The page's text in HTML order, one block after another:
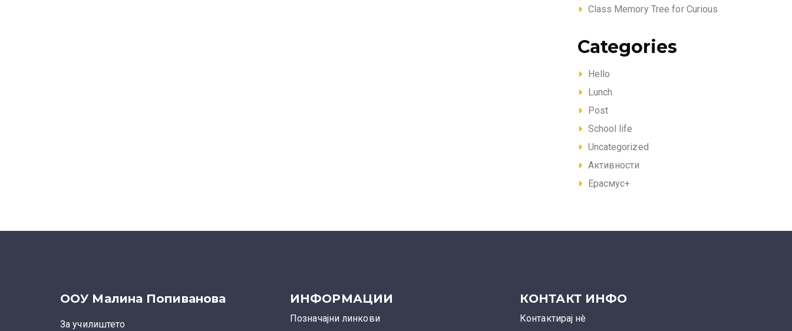
Class Memory Tree for Curious
Categories
Hello
Lunch
Post
School life
Uncategorized
Активности
Ерасмус+
ООУ Малина Попиванова
За училиштето
ИНФОРМАЦИИ
Позначајни линкови
КОНТАКТ ИНФО
Контактирај нè